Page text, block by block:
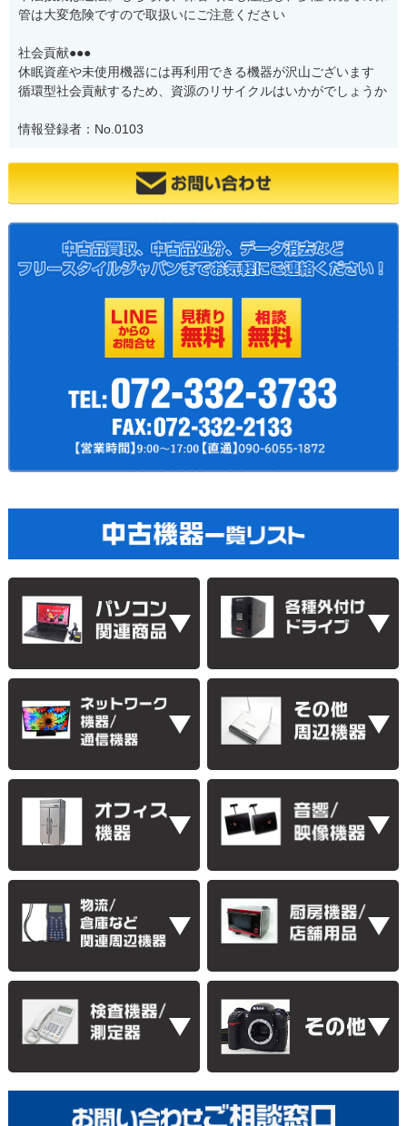
管は大変危険ですので取扱いにご注意ください
社会貢献●●●
休眠資産や未使用機器には再利用できる機器が沢山ございます
循環型社会貢献するため、資源のリサイクルはいかがでしょうか
情報登録者：No.0103